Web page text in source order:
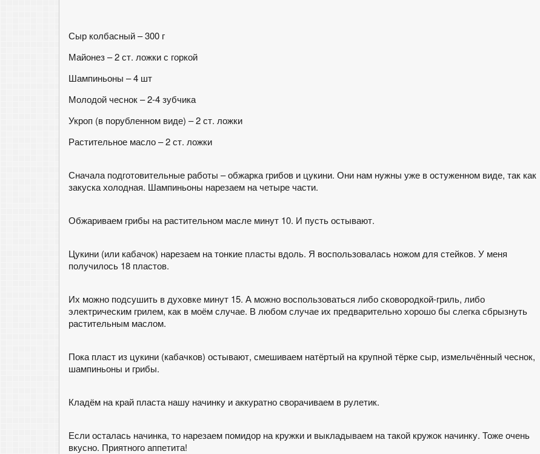
Сыр колбасный – 300 г
Майонез – 2 ст. ложки с горкой
Шампиньоны – 4 шт
Молодой чеснок – 2-4 зубчика
Укроп (в порубленном виде) – 2 ст. ложки
Растительное масло – 2 ст. ложки
Сначала подготовительные работы – обжарка грибов и цукини. Они нам нужны уже в остуженном виде, так как
закуска холодная. Шампиньоны нарезаем на четыре части.
Обжариваем грибы на растительном масле минут 10. И пусть остывают.
Цукини (или кабачок) нарезаем на тонкие пласты вдоль. Я воспользовалась ножом для стейков. У меня
получилось 18 пластов.
Их можно подсушить в духовке минут 15. А можно воспользоваться либо сковородкой-гриль, либо
электрическим грилем, как в моём случае. В любом случае их предварительно хорошо бы слегка сбрызнуть
растительным маслом.
Пока пласт из цукини (кабачков) остывают, смешиваем натёртый на крупной тёрке сыр, измельчённый чеснок,
шампиньоны и грибы.
Кладём на край пласта нашу начинку и аккуратно сворачиваем в рулетик.
Если осталась начинка, то нарезаем помидор на кружки и выкладываем на такой кружок начинку. Тоже очень
вкусно. Приятного аппетита!